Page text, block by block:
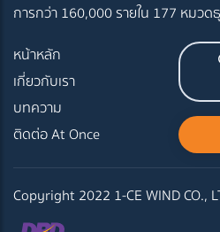
การกว่า 160,000 รายใน 177 หมวด
หน้าหลัก
เกี่ยวกับเรา
บทความ
ติดต่อ At Once
Copyright 2022 1-CE WIND CO.,